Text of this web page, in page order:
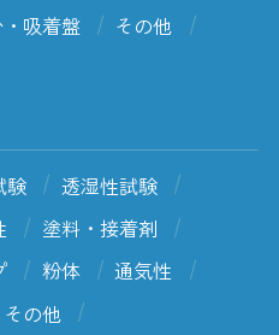
吸着盤 その他
験
透湿性試験
塗料・接着剤
粉体
通気性
その他